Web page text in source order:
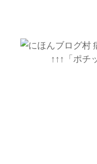
↑↑↑「ポチ